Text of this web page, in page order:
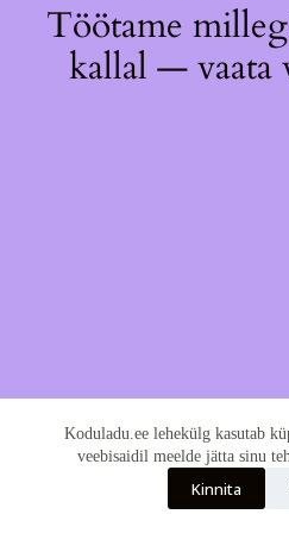
Koduladu.ee lehekülg kasutab
veebisaidil meelde jätta sinu
Kinnita
Töötame
kallal — vaata